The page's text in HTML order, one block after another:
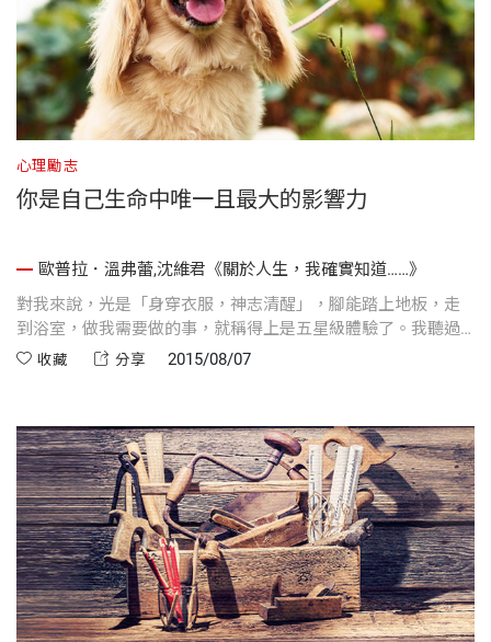
心理勵志
你是自己生命中唯一且最大的影響力
歐普拉．溫弗蕾,沈維君《關於人生，我確實知道……》
對我來說，光是「身穿衣服，神志清醒」，腳能踏上地板，走
到浴室，做我需要做的事，就稱得上是五星級體驗了。我聽過
許多人的故事，他們的身體狀況甚至連這些事都做不到。
收藏 分享 2015/08/07